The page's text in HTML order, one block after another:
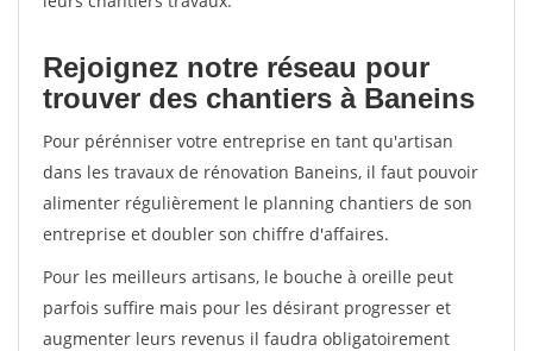
Rejoignez notre réseau pour
trouver des chantiers à Baneins
Pour pérénniser votre entreprise en tant qu'artisan
dans les travaux de rénovation Baneins, il faut pouvoir
alimenter régulièrement le planning chantiers de son
entreprise et doubler son chiffre d'affaires.
Pour les meilleurs artisans, le bouche à oreille peut
parfois suffire mais pour les désirant progresser et
augmenter leurs revenus il faudra obligatoirement